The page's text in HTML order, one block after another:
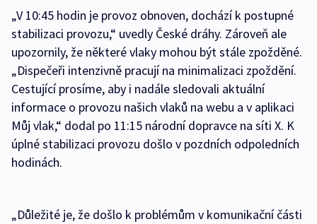
„V 10:45 hodin je provoz obnoven, dochází k postupné
stabilizaci provozu,“ uvedly České dráhy. Zároveň ale
upozornily, že některé vlaky mohou být stále zpožděné.
„Dispečeři intenzivně pracují na minimalizaci zpoždění.
Cestující prosíme, aby i nadále sledovali aktuální
informace o provozu našich vlaků na webu a v aplikaci
Můj vlak,“ dodal po 11:15 národní dopravce na síti X. K
úplné stabilizaci provozu došlo v pozdních odpoledních
hodinách.
„Důležité je, že došlo k problémům v komunikační části